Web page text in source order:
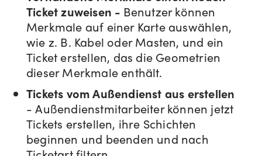
Ticket zuweisen - Benutzer können
Merkmale auf einer Karte auswählen,
wie z. B. Kabel oder Masten, und ein
Ticket erstellen, das die Geometrien
dieser Merkmale enthält.
Tickets vom Außendienst aus erstellen
- Außendienstmitarbeiter können jetzt
Tickets erstellen, ihre Schichten
beginnen und beenden und nach